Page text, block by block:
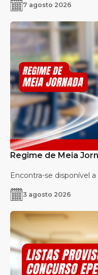
7 agosto 2026
Regime de Meia
Encontra-se disponível
3 agosto 2026